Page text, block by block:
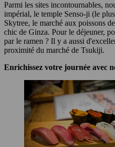
Parmi les sites incontournables,
impérial, le temple Senso-ji (le
Skytree, le marché aux poissons
chic de Ginza. Pour le déjeuner,
par le ramen ? Il y a aussi
proximité du marché de Tsukiji.
Enrichissez votre journée avec